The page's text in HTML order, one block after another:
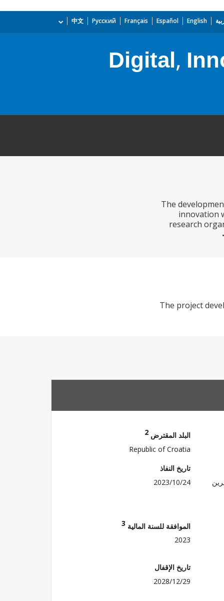
English
Español
Français
Русский
中文
Digital,
The
innovation
research
The project
البلد المقترض 2
Republic of Croatia
تاريخ النفاذ
2023/10/24
الموافقة للسنة المالية 3
2023
تاريخ الإقفال
2028/12/29